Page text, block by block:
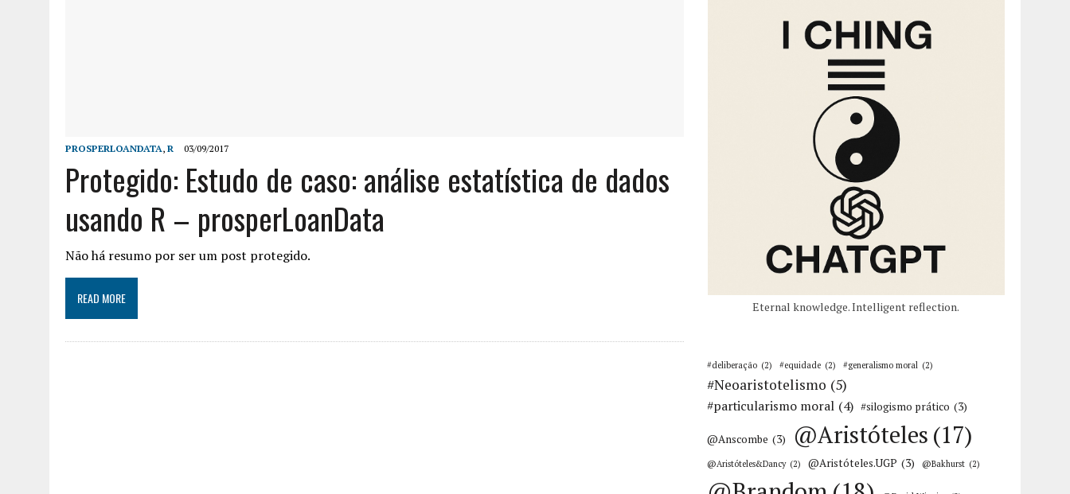
PROSPERLOANDATA, R 03/09/2017
Protegido: Estudo de caso: análise estatística de dados
usando R – prosperLoanData
Não há resumo por ser um post protegido.
READ MORE
Eternal knowledge. Intelligent reflection.
#deliberação (2) #equidade (2) #generalismo moral (2)
#Neoaristotelismo (5)
#particularismo moral (4) #silogismo prático (3)
@Anscombe (3) @Aristóteles (17)
@Aristóteles&Dancy (2) @Aristóteles.UGP (3) @Bakhurst (2)